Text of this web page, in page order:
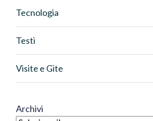
Tecnologia
Testi
Visite e Gite
Archivi